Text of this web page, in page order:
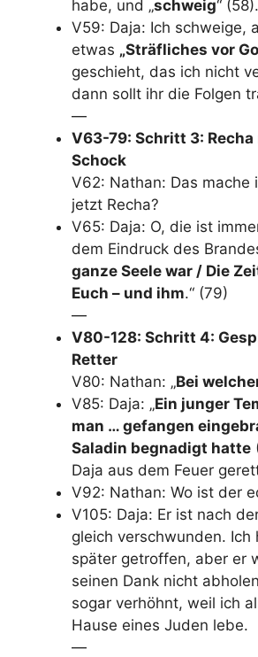
habe, und „schweig“ (58).
V59: Daja: Ich schweige,
etwas „Sträfliches vor
geschieht, das ich nicht
dann sollt ihr die Folgen
—
V63-79: Schritt 3:
Schock
V62: Nathan: Das mache
jetzt Recha?
V65: Daja: O, die ist
dem Eindruck des
ganze Seele war / Die
Euch – und ihm.“ (79)
—
V80-128: Schritt 4:
Retter
V80: Nathan: „Bei
V85: Daja: „Ein junger
man … gefangen
Saladin begnadigt hatte
Daja aus dem Feuer
V92: Nathan: Wo ist der
V105: Daja: Er ist nach
gleich verschwunden. Ich
später getroffen, aber er
seinen Dank nicht
sogar verhöhnt, weil ich
Hause eines Juden lebe.
—